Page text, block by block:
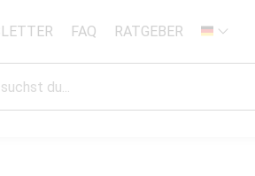
FAQ RATGEBER DE